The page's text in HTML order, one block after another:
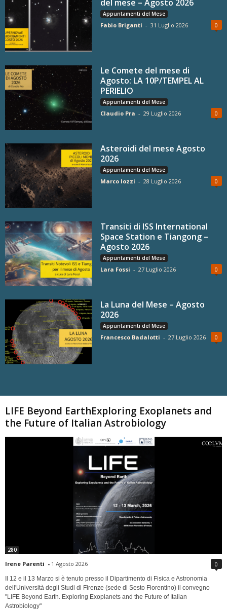
del mese – Agosto 2026
Appuntamenti del Mese
Fabio Briganti - 31 Luglio 2026 0
Le Comete del mese di
Agosto: LA 10P/TEMPEL AL
PERIELIO
Appuntamenti del Mese
Claudio Pra - 29 Luglio 2026 0
Asteroidi del mese Agosto
2026
Appuntamenti del Mese
Marco Iozzi - 28 Luglio 2026 0
Transiti di ISS International
Space Station e Tiangong –
Agosto 2026
Appuntamenti del Mese
Lara Fossi - 27 Luglio 2026 0
La Luna del Mese – Agosto
2026
Appuntamenti del Mese
Francesco Badalotti - 27 Luglio 2026 0
LIFE Beyond EarthExploring Exoplanets and
the Future of Italian Astrobiology
280
Irene Parenti - 1 Agosto 2026 0
Il 12 e il 13 Marzo si è tenuto presso il Dipartimento di Fisica e Astronomia
dell'Università degli Studi di Firenze (sede di Sesto Fiorentino) il convegno
"LIFE Beyond Earth. Exploring Exoplanets and the Future of Italian
Astrobiology"